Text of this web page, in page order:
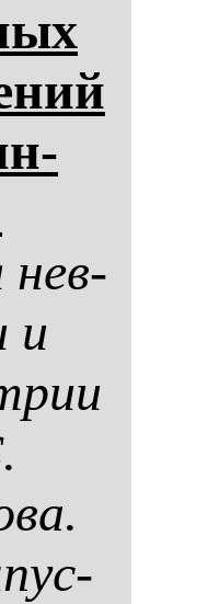
нев­
и